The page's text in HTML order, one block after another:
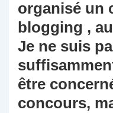
organisé un
blogging ,
Je ne suis
être
concours,